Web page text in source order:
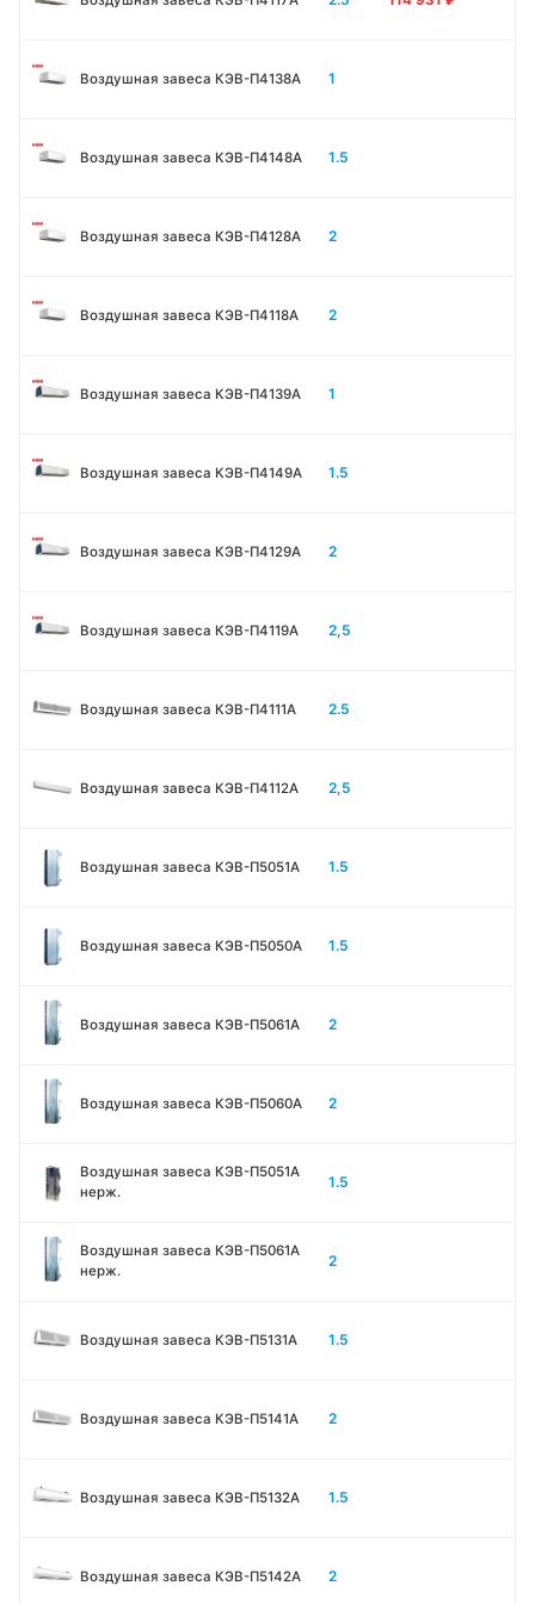
Воздушная завеса КЭВ-П4138А 1
Воздушная завеса КЭВ-П4148А 1.5
Воздушная завеса КЭВ-П4128А 2
Воздушная завеса КЭВ-П4118А 2
Воздушная завеса КЭВ-П4139А 1
Воздушная завеса КЭВ-П4149А 1.5
Воздушная завеса КЭВ-П4129А 2
Воздушная завеса КЭВ-П4119А 2,5
Воздушная завеса КЭВ-П4111A 2.5
Воздушная завеса КЭВ-П4112А 2,5
Воздушная завеса КЭВ-П5051A 1.5
Воздушная завеса КЭВ-П5050A 1.5
Воздушная завеса КЭВ-П5061A 2
Воздушная завеса КЭВ-П5060A 2
Воздушная завеса КЭВ-П5051A
нерж.
1.5
Воздушная завеса КЭВ-П5061A
нерж.
2
Воздушная завеса КЭВ-П5131А 1.5
Воздушная завеса КЭВ-П5141А 2
Воздушная завеса КЭВ-П5132А 1.5
Воздушная завеса КЭВ-П5142А 2